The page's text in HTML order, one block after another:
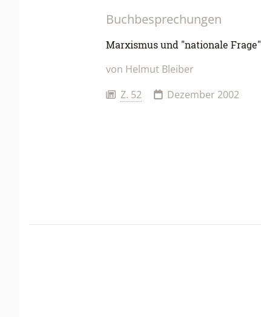
Buchbesprechungen
Marxismus und "nationale Frage"
von Helmut Bleiber
Z. 52
Dezember 2002